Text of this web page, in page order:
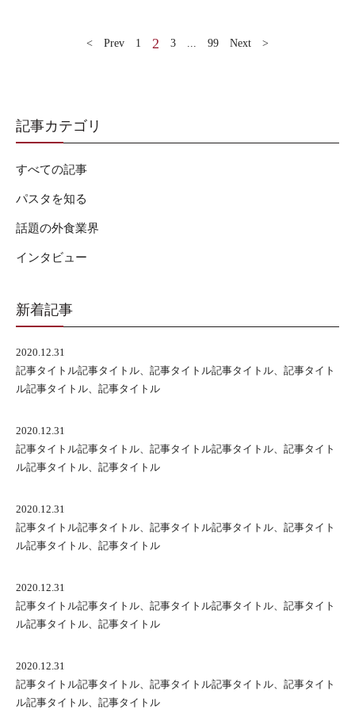
< Prev 1 2 3 ... 99 Next >
記事カテゴリ
すべての記事
パスタを知る
話題の外食業界
インタビュー
新着記事
2020.12.31
記事タイトル記事タイトル、記事タイトル記事タイトル、記事タイト
ル記事タイトル、記事タイトル
2020.12.31
記事タイトル記事タイトル、記事タイトル記事タイトル、記事タイト
ル記事タイトル、記事タイトル
2020.12.31
記事タイトル記事タイトル、記事タイトル記事タイトル、記事タイト
ル記事タイトル、記事タイトル
2020.12.31
記事タイトル記事タイトル、記事タイトル記事タイトル、記事タイト
ル記事タイトル、記事タイトル
2020.12.31
記事タイトル記事タイトル、記事タイトル記事タイトル、記事タイト
ル記事タイトル、記事タイトル